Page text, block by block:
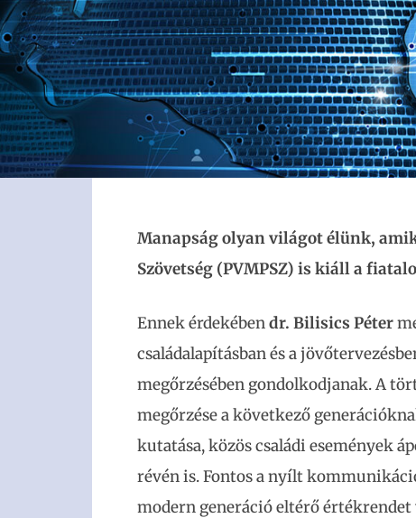
Manapság olyan világot élünk,
Szövetség (PVMPSZ) is kiáll a
Ennek érdekébendr. Bilisics Péter
családalapításban és a
megőrzésében gondolkodjanak. A
megőrzése a következő
kutatása, közös családi események
révén is. Fontos a nyílt
modern generáció eltérő értékrendet